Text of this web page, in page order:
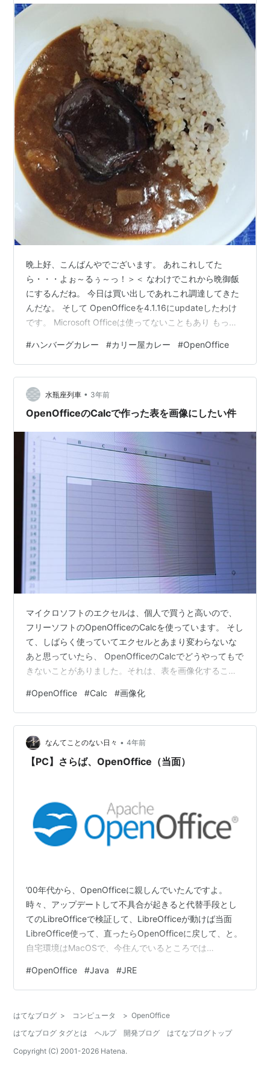
晩上好、こんばんやでございます。 あれこれしてた
ら・・・よぉ～るぅ～っ！＞＜ なわけでこれから晩御飯
にするんだね。 今日は買い出しであれこれ調達してきた
んだな。 そして OpenOfficeを4.1.16にupdateしたわけ
です。 Microsoft Officeは使ってないこともあり もっぱ
日の晩御飯にいただきましたのが チーズハンバーグカレ
ー ですっ！＞＜ ハウス食品／カリー屋カリー大辛に 日
本ハム／４種のチーズハンバーグを そのまま乗せただけ
ぇ～なんですけれど とっても美味しかったですっ！＞＜
４種のチーズがなにかと言えば …
#ハンバーグカレー #カリー屋カレー #OpenOffice
水瓶座列車 • 3年前
OpenOfficeのCalcで作った表を画像にしたい件
マイクロソフトのエクセルは、個人で買うと高いので、
フリーソフトのOpenOfficeのCalcを使っています。 そし
て、しばらく使っていてエクセルとあまり変わらないな
あと思っていたら、 OpenOfficeのCalcでどうやってもで
きないことがありました。それは、表を画像化すること
WPS Spreadsheetsでは、「ホーム」->「貼り付け」-
>「図として貼り付け」で、一度、表を画像化することが
できます。 そしてその画像を別のところに貼り付けたい
場合は、Windowsのペイントを開いて、その画像を貼り
付けて保存すれば、画像ファイルの出来上…
#OpenOffice #Calc #画像化
なんてことのない日々 • 4年前
【PC】さらば、OpenOffice（当面）
’00年代から、OpenOfficeに親しんでいたんですよ。
時々、アップデートして不具合が起きると代替手段とし
てのLibreOfficeで検証して、LibreOfficeが動けば当面
LibreOffice使って、直ったらOpenOfficeに戻して、と。
自宅環境はMacOSで、今住んでいるところでは
Javaからアップデート更新のアナウンスがあり、アップ
しました。そしたらDBが使えなくなってしまいました
ム環境）を残していたんですが、前に（今となっては）
１個前のバージョンで動…
#OpenOffice #Java #JRE
はてなブログ > コンピュータ > OpenOffice
はてなブログ タグとは
ヘルプ 開発ブログ
はてなブログトップ
Copyright (C) 2001-2026 Hatena.